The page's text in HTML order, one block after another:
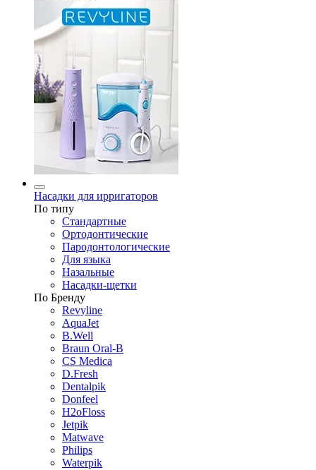
Насадки для ирригаторов
По типу
Стандартные
Ортодонтические
Пародонтологические
Для языка
Назальные
Насадки-щетки
По Бренду
Revyline
AquaJet
B.Well
Braun Oral-B
CS Medica
D.Fresh
Dentalpik
Donfeel
H2oFloss
Jetpik
Matwave
Philips
Waterpik